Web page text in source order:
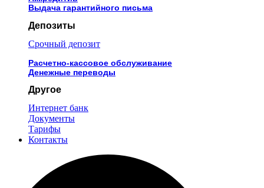
Выдача гарантийного письма
Депозиты
Срочный депозит
Расчетно-кассовое обслуживание
Денежные переводы
Другое
Интернет банк
Документы
Тарифы
Контакты